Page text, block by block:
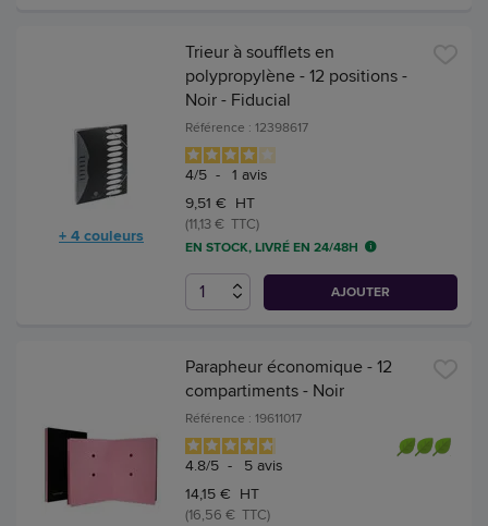
+ 4 couleurs
Trieur à soufflets en
polypropylène - 12 positions -
Noir - Fiducial
Référence : 12398617
4/5 - 1 avis
9,51 € HT
(11,13 € TTC)
EN STOCK, LIVRÉ EN 24/48H
AJOUTER
Parapheur économique - 12
compartiments - Noir
Référence : 19611017
4.8/5 - 5 avis
14,15 € HT
(16,56 € TTC)